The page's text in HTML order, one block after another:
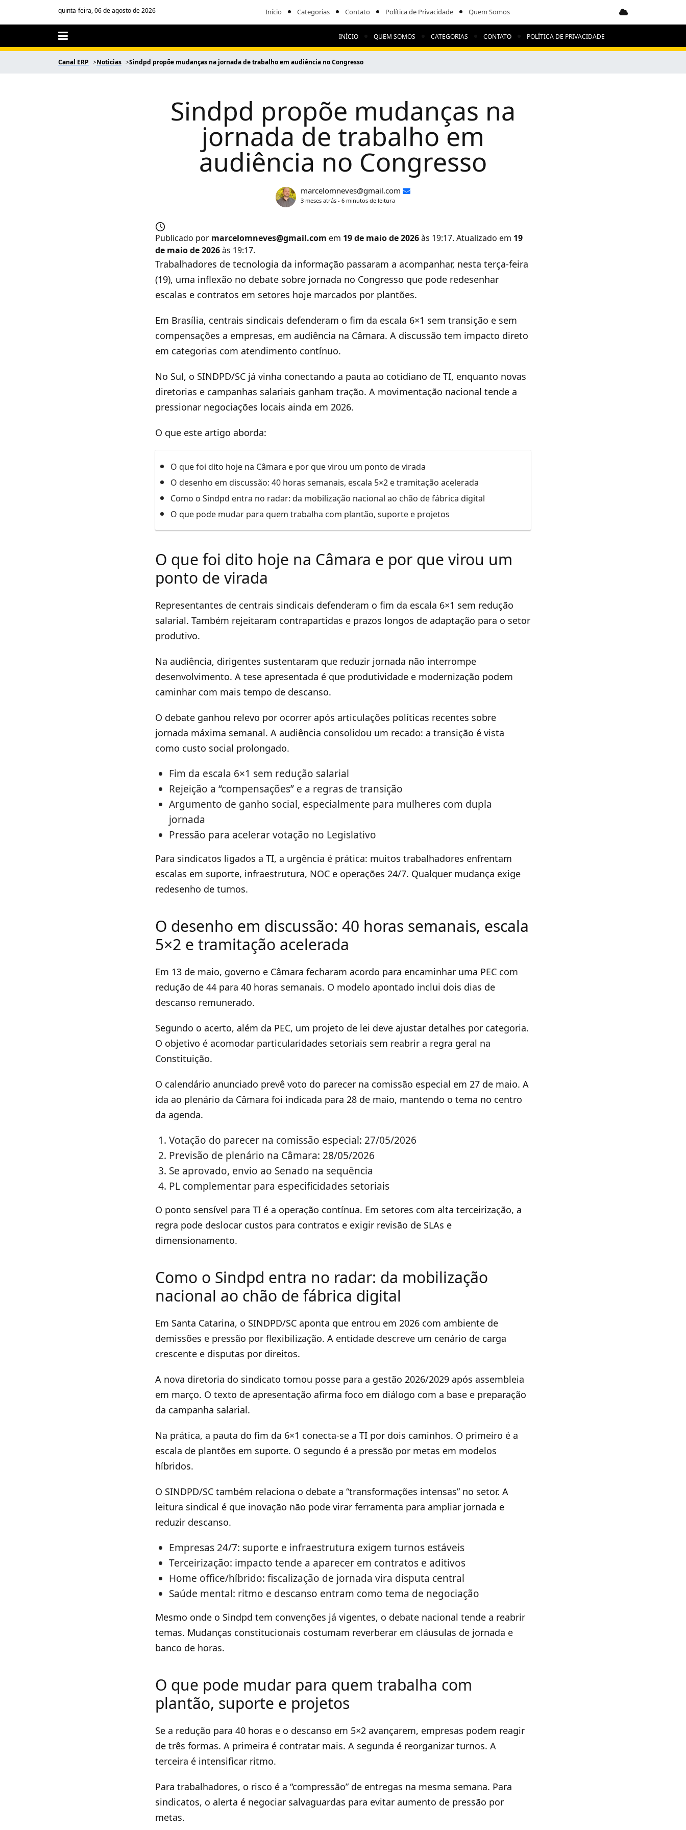
quinta-feira, 06 de agosto de 2026 Início Categorias Contato Política de Privacidade Quem Somos
INÍCIO QUEM SOMOS CATEGORIAS CONTATO POLÍTICA DE PRIVACIDADE
Canal ERP Noticias Sindpd propõe mudanças na jornada de trabalho em audiência no Congresso
Sindpd propõe mudanças na
jornada de trabalho em
audiência no Congresso
marcelomneves@gmail.com
3 meses atrás - 6 minutos de leitura
Publicado por marcelomneves@gmail.com em 19 de maio de 2026às 19:17. Atualizado em 19
de maio de 2026às 19:17.
Trabalhadores de tecnologia da informação passaram a acompanhar, nesta terça-feira
(19), uma inflexão no debate sobre jornada no Congresso que pode redesenhar
escalas e contratos em setores hoje marcados por plantões.
Em Brasília, centrais sindicais defenderam o fim da escala 6×1 sem transição e sem
compensações a empresas, em audiência na Câmara. A discussão tem impacto direto
em categorias com atendimento contínuo.
No Sul, o SINDPD/SC já vinha conectando a pauta ao cotidiano de TI, enquanto novas
diretorias e campanhas salariais ganham tração. A movimentação nacional tende a
pressionar negociações locais ainda em 2026.
O que este artigo aborda:
O que foi dito hoje na Câmara e por que virou um ponto de virada
O desenho em discussão: 40 horas semanais, escala 5×2 e tramitação acelerada
Como o Sindpd entra no radar: da mobilização nacional ao chão de fábrica digital
O que pode mudar para quem trabalha com plantão, suporte e projetos
O que foi dito hoje na Câmara e por que virou um
ponto de virada
Representantes de centrais sindicais defenderam o fim da escala 6×1 sem redução
salarial. Também rejeitaram contrapartidas e prazos longos de adaptação para o setor
produtivo.
Na audiência, dirigentes sustentaram que reduzir jornada não interrompe
desenvolvimento. A tese apresentada é que produtividade e modernização podem
caminhar com mais tempo de descanso.
O debate ganhou relevo por ocorrer após articulações políticas recentes sobre
jornada máxima semanal. A audiência consolidou um recado: a transição é vista
como custo social prolongado.
Fim da escala 6×1 sem redução salarial
Rejeição a “compensações” e a regras de transição
Argumento de ganho social, especialmente para mulheres com dupla
jornada
Pressão para acelerar votação no Legislativo
Para sindicatos ligados a TI, a urgência é prática: muitos trabalhadores enfrentam
escalas em suporte, infraestrutura, NOC e operações 24/7. Qualquer mudança exige
redesenho de turnos.
O desenho em discussão: 40 horas semanais, escala
5×2 e tramitação acelerada
Em 13 de maio, governo e Câmara fecharam acordo para encaminhar uma PEC com
redução de 44 para 40 horas semanais. O modelo apontado inclui dois dias de
descanso remunerado.
Segundo o acerto, além da PEC, um projeto de lei deve ajustar detalhes por categoria.
O objetivo é acomodar particularidades setoriais sem reabrir a regra geral na
Constituição.
O calendário anunciado prevê voto do parecer na comissão especial em 27 de maio. A
ida ao plenário da Câmara foi indicada para 28 de maio, mantendo o tema no centro
da agenda.
Votação do parecer na comissão especial: 27/05/2026
Previsão de plenário na Câmara: 28/05/2026
Se aprovado, envio ao Senado na sequência
PL complementar para especificidades setoriais
O ponto sensível para TI é a operação contínua. Em setores com alta terceirização, a
regra pode deslocar custos para contratos e exigir revisão de SLAs e
dimensionamento.
Como o Sindpd entra no radar: da mobilização
nacional ao chão de fábrica digital
Em Santa Catarina, o SINDPD/SC aponta que entrou em 2026 com ambiente de
demissões e pressão por flexibilização. A entidade descreve um cenário de carga
crescente e disputas por direitos.
A nova diretoria do sindicato tomou posse para a gestão 2026/2029 após assembleia
em março. O texto de apresentação afirma foco em diálogo com a base e preparação
da campanha salarial.
Na prática, a pauta do fim da 6×1 conecta-se a TI por dois caminhos. O primeiro é a
escala de plantões em suporte. O segundo é a pressão por metas em modelos
híbridos.
O SINDPD/SC também relaciona o debate a “transformações intensas” no setor. A
leitura sindical é que inovação não pode virar ferramenta para ampliar jornada e
reduzir descanso.
Empresas 24/7: suporte e infraestrutura exigem turnos estáveis
Terceirização: impacto tende a aparecer em contratos e aditivos
Home office/híbrido: fiscalização de jornada vira disputa central
Saúde mental: ritmo e descanso entram como tema de negociação
Mesmo onde o Sindpd tem convenções já vigentes, o debate nacional tende a reabrir
temas. Mudanças constitucionais costumam reverberar em cláusulas de jornada e
banco de horas.
O que pode mudar para quem trabalha com
plantão, suporte e projetos
Se a redução para 40 horas e o descanso em 5×2 avançarem, empresas podem reagir
de três formas. A primeira é contratar mais. A segunda é reorganizar turnos. A
terceira é intensificar ritmo.
Para trabalhadores, o risco é a “compressão” de entregas na mesma semana. Para
sindicatos, o alerta é negociar salvaguardas para evitar aumento de pressão por
metas.